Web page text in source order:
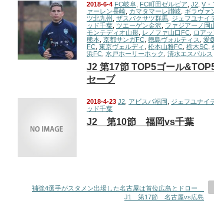
2018-6-4 FC岐阜 FC町田ゼルビア J2 V・
ァーレン長崎 カマタマーレ讃岐
ギラヴァ
ツ北九州
ザスパクサツ群馬 ジェフユナイ
ッド千葉 ツエーゲン金沢
ファジアーノ岡
モンテディオ山形 レノファ山口FC
ロア
熊本 京都サンガFC 徳島ヴォルティス
愛
FC 東京ヴェルディ 松本山雅FC 栃木SC
浜FC 水戸ホーリーホック 清水エスパルス
J2 第17節 TOP5ゴール
セーブ
2018-4-23 J2 アビスパ福岡
ジェフユナイ
ッド千葉
J2 第10節 福岡vs千葉
補強4選手がスタメン出場した名古屋は首位広島とドロー
J1 第17節 名古屋vs広島